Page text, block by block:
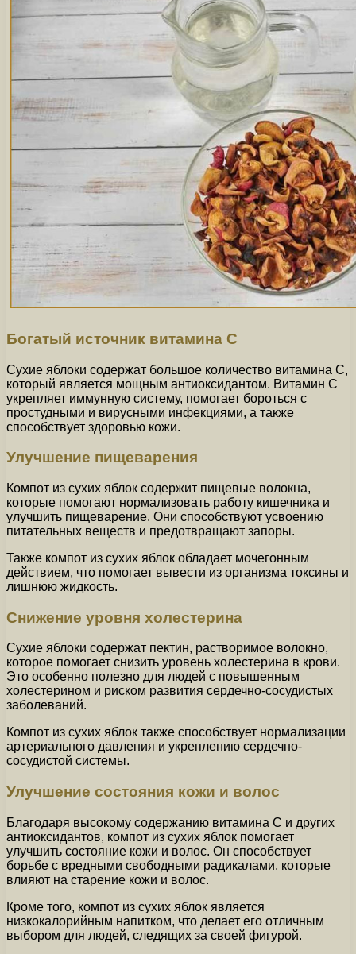
Богатый источник витамина C
Сухие яблоки содержат большое количество витамина C,
который является мощным антиоксидантом. Витамин C
укрепляет иммунную систему, помогает бороться с
простудными и вирусными инфекциями, а также
способствует здоровью кожи.
Улучшение пищеварения
Компот из сухих яблок содержит пищевые волокна,
которые помогают нормализовать работу кишечника и
улучшить пищеварение. Они способствуют усвоению
питательных веществ и предотвращают запоры.
Также компот из сухих яблок обладает мочегонным
действием, что помогает вывести из организма токсины и
лишнюю жидкость.
Снижение уровня холестерина
Сухие яблоки содержат пектин, растворимое волокно,
которое помогает снизить уровень холестерина в крови.
Это особенно полезно для людей с повышенным
холестерином и риском развития сердечно-сосудистых
заболеваний.
Компот из сухих яблок также способствует нормализации
артериального давления и укреплению сердечно-
сосудистой системы.
Улучшение состояния кожи и волос
Благодаря высокому содержанию витамина C и других
антиоксидантов, компот из сухих яблок помогает
улучшить состояние кожи и волос. Он способствует
борьбе с вредными свободными радикалами, которые
влияют на старение кожи и волос.
Кроме того, компот из сухих яблок является
низкокалорийным напитком, что делает его отличным
выбором для людей, следящих за своей фигурой.